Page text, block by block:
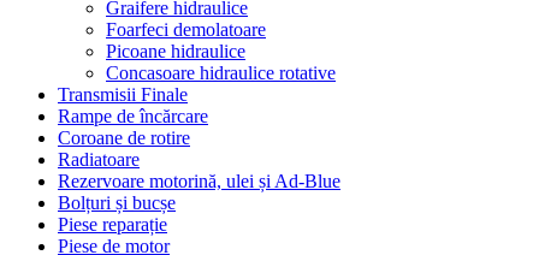
Graifere hidraulice
Foarfeci demolatoare
Picoane hidraulice
Concasoare hidraulice rotative
Transmisii Finale
Rampe de încărcare
Coroane de rotire
Radiatoare
Rezervoare motorină, ulei și Ad-Blue
Bolțuri și bucșe
Piese reparație
Piese de motor